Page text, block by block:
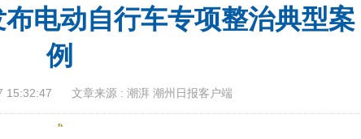
电动自行车专项整治典型案
例
15:32:47 文章来源 : 潮湃 潮州日报客户端